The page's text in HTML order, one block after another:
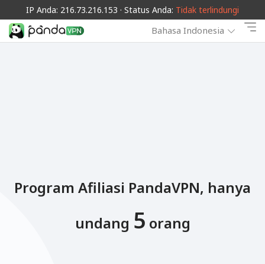
IP Anda: 216.73.216.153 · Status Anda: Tidak terlindungi
Bahasa Indonesia
Program Afiliasi PandaVPN, hanya
undang 5 orang